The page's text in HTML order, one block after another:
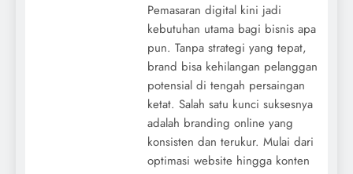
Pemasaran digital kini jadi
kebutuhan utama bagi bisnis apa
pun. Tanpa strategi yang tepat,
brand bisa kehilangan pelanggan
potensial di tengah persaingan
ketat. Salah satu kunci suksesnya
adalah branding online yang
konsisten dan terukur. Mulai dari
optimasi website hingga konten